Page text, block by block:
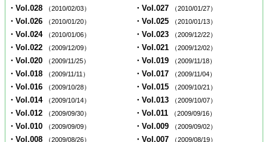
・Vol.028 （2010/02/03） ・Vol.027 （2010/01/27）
・Vol.026 （2010/01/20） ・Vol.025 （2010/01/13）
・Vol.024 （2010/01/06） ・Vol.023 （2009/12/22）
・Vol.022 （2009/12/09） ・Vol.021 （2009/12/02）
・Vol.020 （2009/11/25） ・Vol.019 （2009/11/18）
・Vol.018 （2009/11/11） ・Vol.017 （2009/11/04）
・Vol.016 （2009/10/28） ・Vol.015 （2009/10/21）
・Vol.014 （2009/10/14） ・Vol.013 （2009/10/07）
・Vol.012 （2009/09/30） ・Vol.011 （2009/09/16）
・Vol.010 （2009/09/09） ・Vol.009 （2009/09/02）
・Vol.008 （2009/08/26） ・Vol.007 （2009/08/19）